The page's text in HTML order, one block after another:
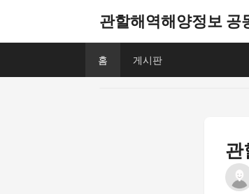
관할해역해양정보 공
홈 게시판
관